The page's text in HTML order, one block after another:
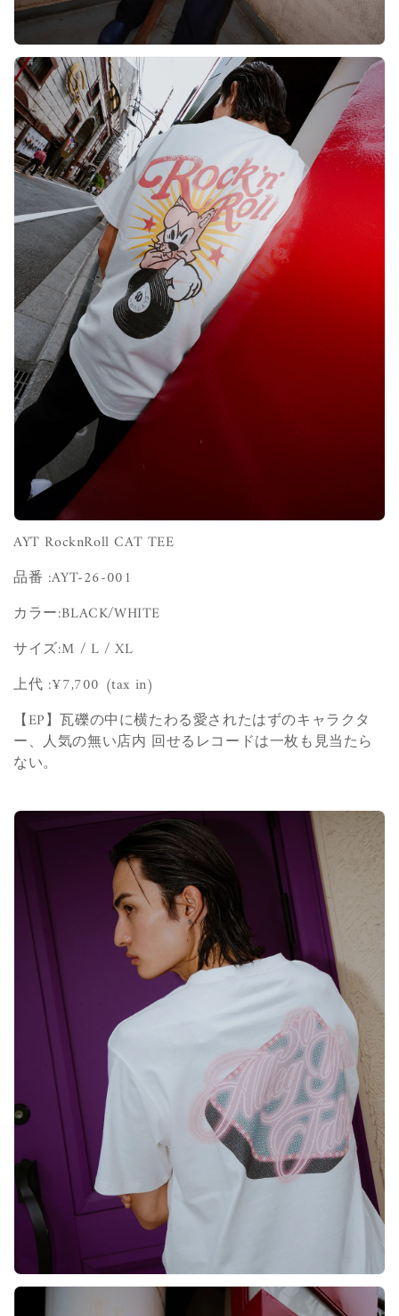
AYT RocknRoll CAT TEE
品番 :AYT-26-001
カラー:BLACK/WHITE
サイズ:M / L / XL
上代 :¥7,700 (tax in)
【EP】瓦礫の中に横たわる愛されたはずのキャラクタ
ー、人気の無い店内 回せるレコードは一枚も見当たら
ない。